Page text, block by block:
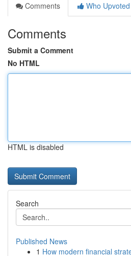
Comments
Who Upvoted
Comments
Submit a Comment
No HTML
HTML is disabled
Search
Published News
1 How modern financial